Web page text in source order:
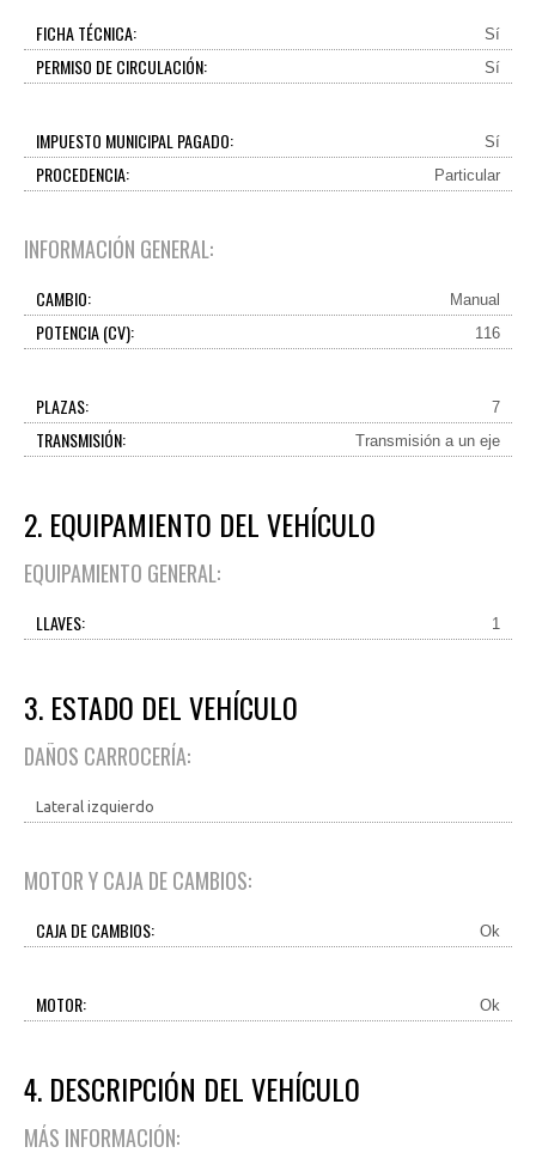
FICHA TÉCNICA: Sí
PERMISO DE CIRCULACIÓN: Sí
IMPUESTO MUNICIPAL PAGADO: Sí
PROCEDENCIA: Particular
INFORMACIÓN GENERAL:
CAMBIO: Manual
POTENCIA (CV): 116
PLAZAS: 7
TRANSMISIÓN: Transmisión a un eje
2. EQUIPAMIENTO DEL VEHÍCULO
EQUIPAMIENTO GENERAL:
LLAVES: 1
3. ESTADO DEL VEHÍCULO
DAÑOS CARROCERÍA:
Lateral izquierdo
MOTOR Y CAJA DE CAMBIOS:
CAJA DE CAMBIOS: Ok
MOTOR: Ok
4. DESCRIPCIÓN DEL VEHÍCULO
MÁS INFORMACIÓN: